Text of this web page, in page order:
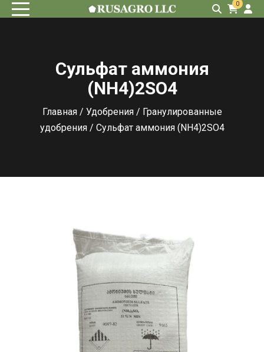
0
Сульфат аммония
(NH4)2SO4
Главная/ Удобрения/ Гранулированные
удобрения/ Сульфат аммония (NH4)2SO4